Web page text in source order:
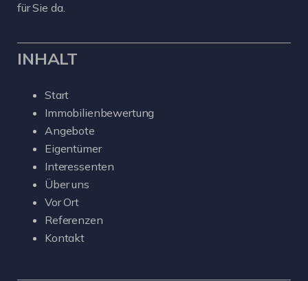
für Sie da.
INHALT
Start
Immobilienbewertung
Angebote
Eigentümer
Interessenten
Über uns
Vor Ort
Referenzen
Kontakt